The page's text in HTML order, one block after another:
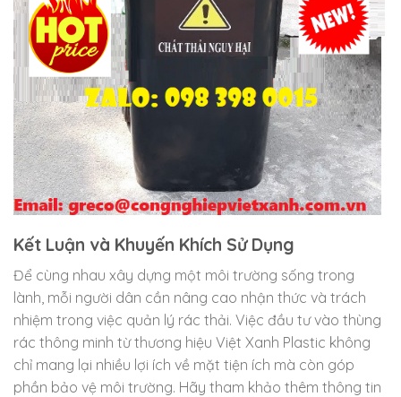
Kết Luận và Khuyến Khích Sử Dụng
Để cùng nhau xây dựng một môi trường sống trong
lành, mỗi người dân cần nâng cao nhận thức và trách
nhiệm trong việc quản lý rác thải. Việc đầu tư vào thùng
rác thông minh từ thương hiệu Việt Xanh Plastic không
chỉ mang lại nhiều lợi ích về mặt tiện ích mà còn góp
phần bảo vệ môi trường. Hãy tham khảo thêm thông tin